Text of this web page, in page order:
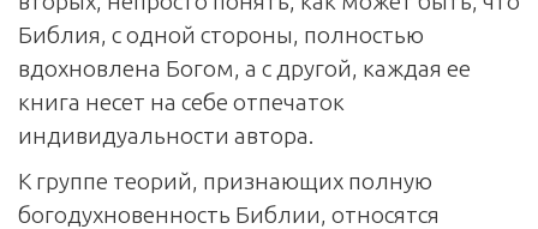
Библия, с одной стороны, полностью
вдохновлена Богом, а с другой, каждая ее
книга несет на себе отпечаток
индивидуальности автора.
К группе теорий, признающих полную
богодухновенность Библии, относятся